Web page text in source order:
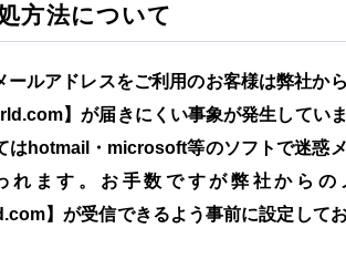
方法について
ルアドレスをご利用のお客様は弊社か
】が届きにくい事象が発生してい
はhotmail・microsoft等のソフトで迷惑
れます。お手数ですが弊社からの
】が受信できるよう事前に設定して